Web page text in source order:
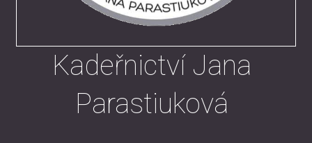
Kadeřnictví Jana
Parastiuková